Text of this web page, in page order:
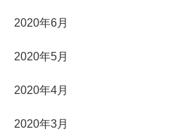
2020年6月
2020年5月
2020年4月
2020年3月